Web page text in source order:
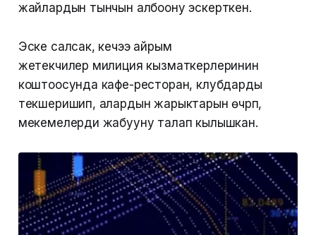
жайлардын тынчын албоону эскерткен.
Эске салсак, кечээ айрым
жетекчилер милиция кызматкерлеринин
коштоосунда кафе-ресторан, клубдарды
текшеришип, алардын жарыктарын өчүрүп,
мекемелерди жабууну талап кылышкан.